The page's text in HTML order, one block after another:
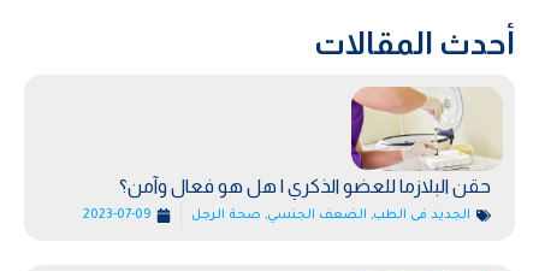
أحدث المقالات
حقن البلازما للعضو الذكري | هل هو فعال وآمن؟
الجديد فى الطب, الضعف الجنسي, صحة الرجل 2023-07-09